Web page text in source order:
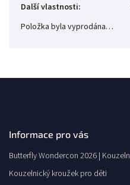
Další vlastnosti:
Položka byla vyprodána…
Informace pro vás
Butterfly Wondercon 2026 |
Kouzelnický kroužek pro děti